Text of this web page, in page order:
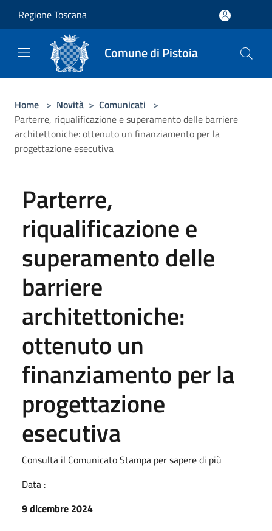
Regione Toscana
Comune di Pistoia
Home > Novità > Comunicati >
Parterre, riqualificazione e superamento delle barriere
architettoniche: ottenuto un finanziamento per la
progettazione esecutiva
Parterre,
riqualificazione e
superamento delle
barriere
architettoniche:
ottenuto un
finanziamento per la
progettazione
esecutiva
Consulta il Comunicato Stampa per sapere di più
Data :
9 dicembre 2024